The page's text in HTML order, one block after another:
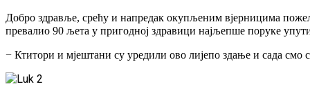
Добро здравље, срећу и напредак окупљеним вјерницима
превалио 90 љета у пригодној здравици најљепше поруке
− Ктитори и мјештани су уредили ово лијепо здање и сада смо